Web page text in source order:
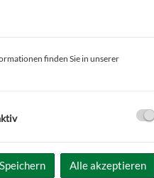
Provision:
finden Sie in unserer
Speichern Alle akzeptieren